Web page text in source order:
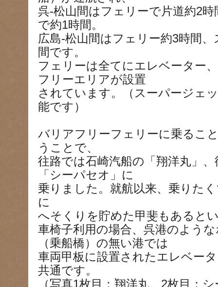
呉-松山間はフェリーで片道約2
で約1時間。
広島-松山間はフェリー約3時間
間です。
フェリーは全てにエレベーター
フリーエリアが設置
されています。（スーパージェ
能です）
バリアフリーフェリーに乗るこ
うことで、
往路では石崎汽船の「翔洋丸」
「シーパセオ」に
乗りました。就航以来、乗りた
に
へそくりを貯めた甲斐もあると
車椅子利用の場合、呉港のよう
（乗船橋）の無い港では
車両甲板に設置されたエレベー
共通です。
（写真1枚目：翔洋丸、2枚目：